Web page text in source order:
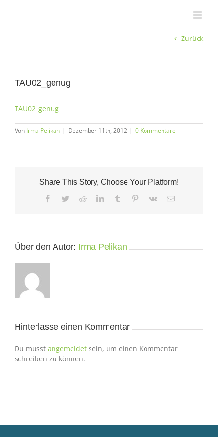
Zurück
TAU02_genug
TAU02_genug
Von Irma Pelikan | Dezember 11th, 2012 | 0 Kommentare
Share This Story, Choose Your Platform!
Facebook
TwitterRedditLinkedInTumblr Pinterest
Vk
E-
Über den Autor: Irma Pelikan
Hinterlasse einen Kommentar
Du musst angemeldet sein, um einen Kommentar
schreiben zu können.